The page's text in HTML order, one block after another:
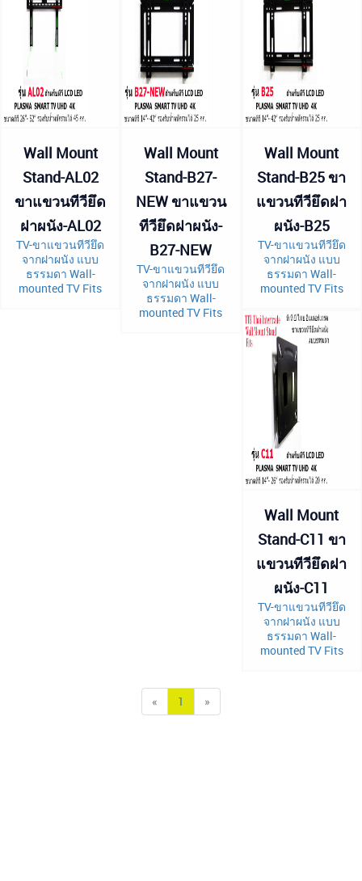
Wall Mount
Stand-AL02
ขาแขวนทีวียึด
ฝาผนัง-AL02
TV-ขาแขวนทีวียึด
จากฝาผนัง แบบ
ธรรมดา Wall-
mounted TV Fits
Wall Mount
Stand-B27-
NEW ขาแขวน
ทีวียึดฝาผนัง-
B27-NEW
TV-ขาแขวนทีวียึด
จากฝาผนัง แบบ
ธรรมดา Wall-
mounted TV Fits
Wall Mount
Stand-B25 ขา
แขวนทีวียึดฝา
ผนัง-B25
TV-ขาแขวนทีวียึด
จากฝาผนัง แบบ
ธรรมดา Wall-
mounted TV Fits
Wall Mount
Stand-C11 ขา
แขวนทีวียึดฝา
ผนัง-C11
TV-ขาแขวนทีวียึด
จากฝาผนัง แบบ
ธรรมดา Wall-
mounted TV Fits
« 1 »